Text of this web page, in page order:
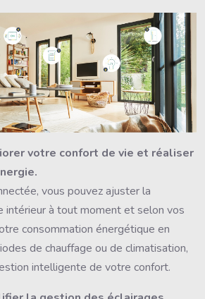
votre confort de vie et réaliser
vous pouvez ajuster la
intérieur à tout moment et selon vos
consommation énergétique en
de chauffage ou de climatisation,
intelligente de votre confort.